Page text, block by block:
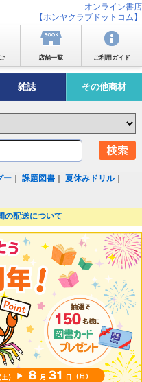
オンライン書店
【ホンヤクラブドットコム】
店舗一覧 ご利用ガイド
雑誌 その他商材
ー ｜課題図書 ｜夏休みドリル｜
の配送について